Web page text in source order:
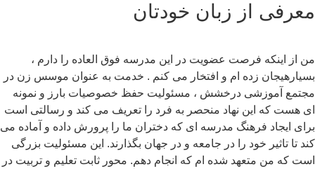
از زبان خودتان
از اینکه فرصت عضویت در این مدرسه فوق العاده را دارم ،
زده ام و افتخار می کنم . خدمت به عنوان موسس زن در
آموزشی درخشش ، مسئولیت حفظ خصوصیات بارز و نمونه
هست که این نهاد منحصر به فرد را تعریف می کند و رسالتی است
ایجاد فرهنگ مدرسه ای که دختران ما را پرورش داده و آماده می
تا تاثیر خود را در جامعه و در جهان بگذارند. این مسئولیت بزرگی
که من متعهد شده ام که انجام دهم. محور ثابت تعلیم و تربیت در